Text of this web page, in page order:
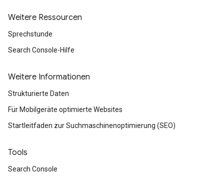
Weitere Ressourcen
Sprechstunde
Search Console-Hilfe
Weitere Informationen
Strukturierte Daten
Für Mobilgeräte optimierte Websites
Startleitfaden zur Suchmaschinenoptimierung (SEO)
Tools
Search Console